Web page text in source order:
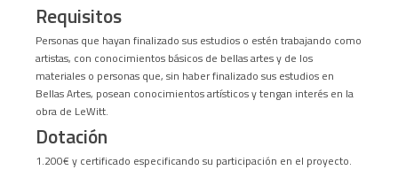
Requisitos
Personas que hayan finalizado sus estudios o estén trabajando como
artistas, con conocimientos básicos de bellas artes y de los
materiales o personas que, sin haber finalizado sus estudios en
Bellas Artes, posean conocimientos artísticos y tengan interés en la
obra de LeWitt.
Dotación
1.200€ y certificado especificando su participación en el proyecto.